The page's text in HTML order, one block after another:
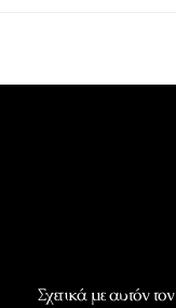
Σχετικά με αυτόν